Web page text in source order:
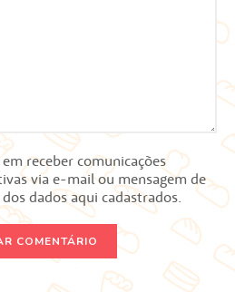
receber comunicações
via e-mail ou mensagem de
dados aqui cadastrados.
COMENTÁRIO